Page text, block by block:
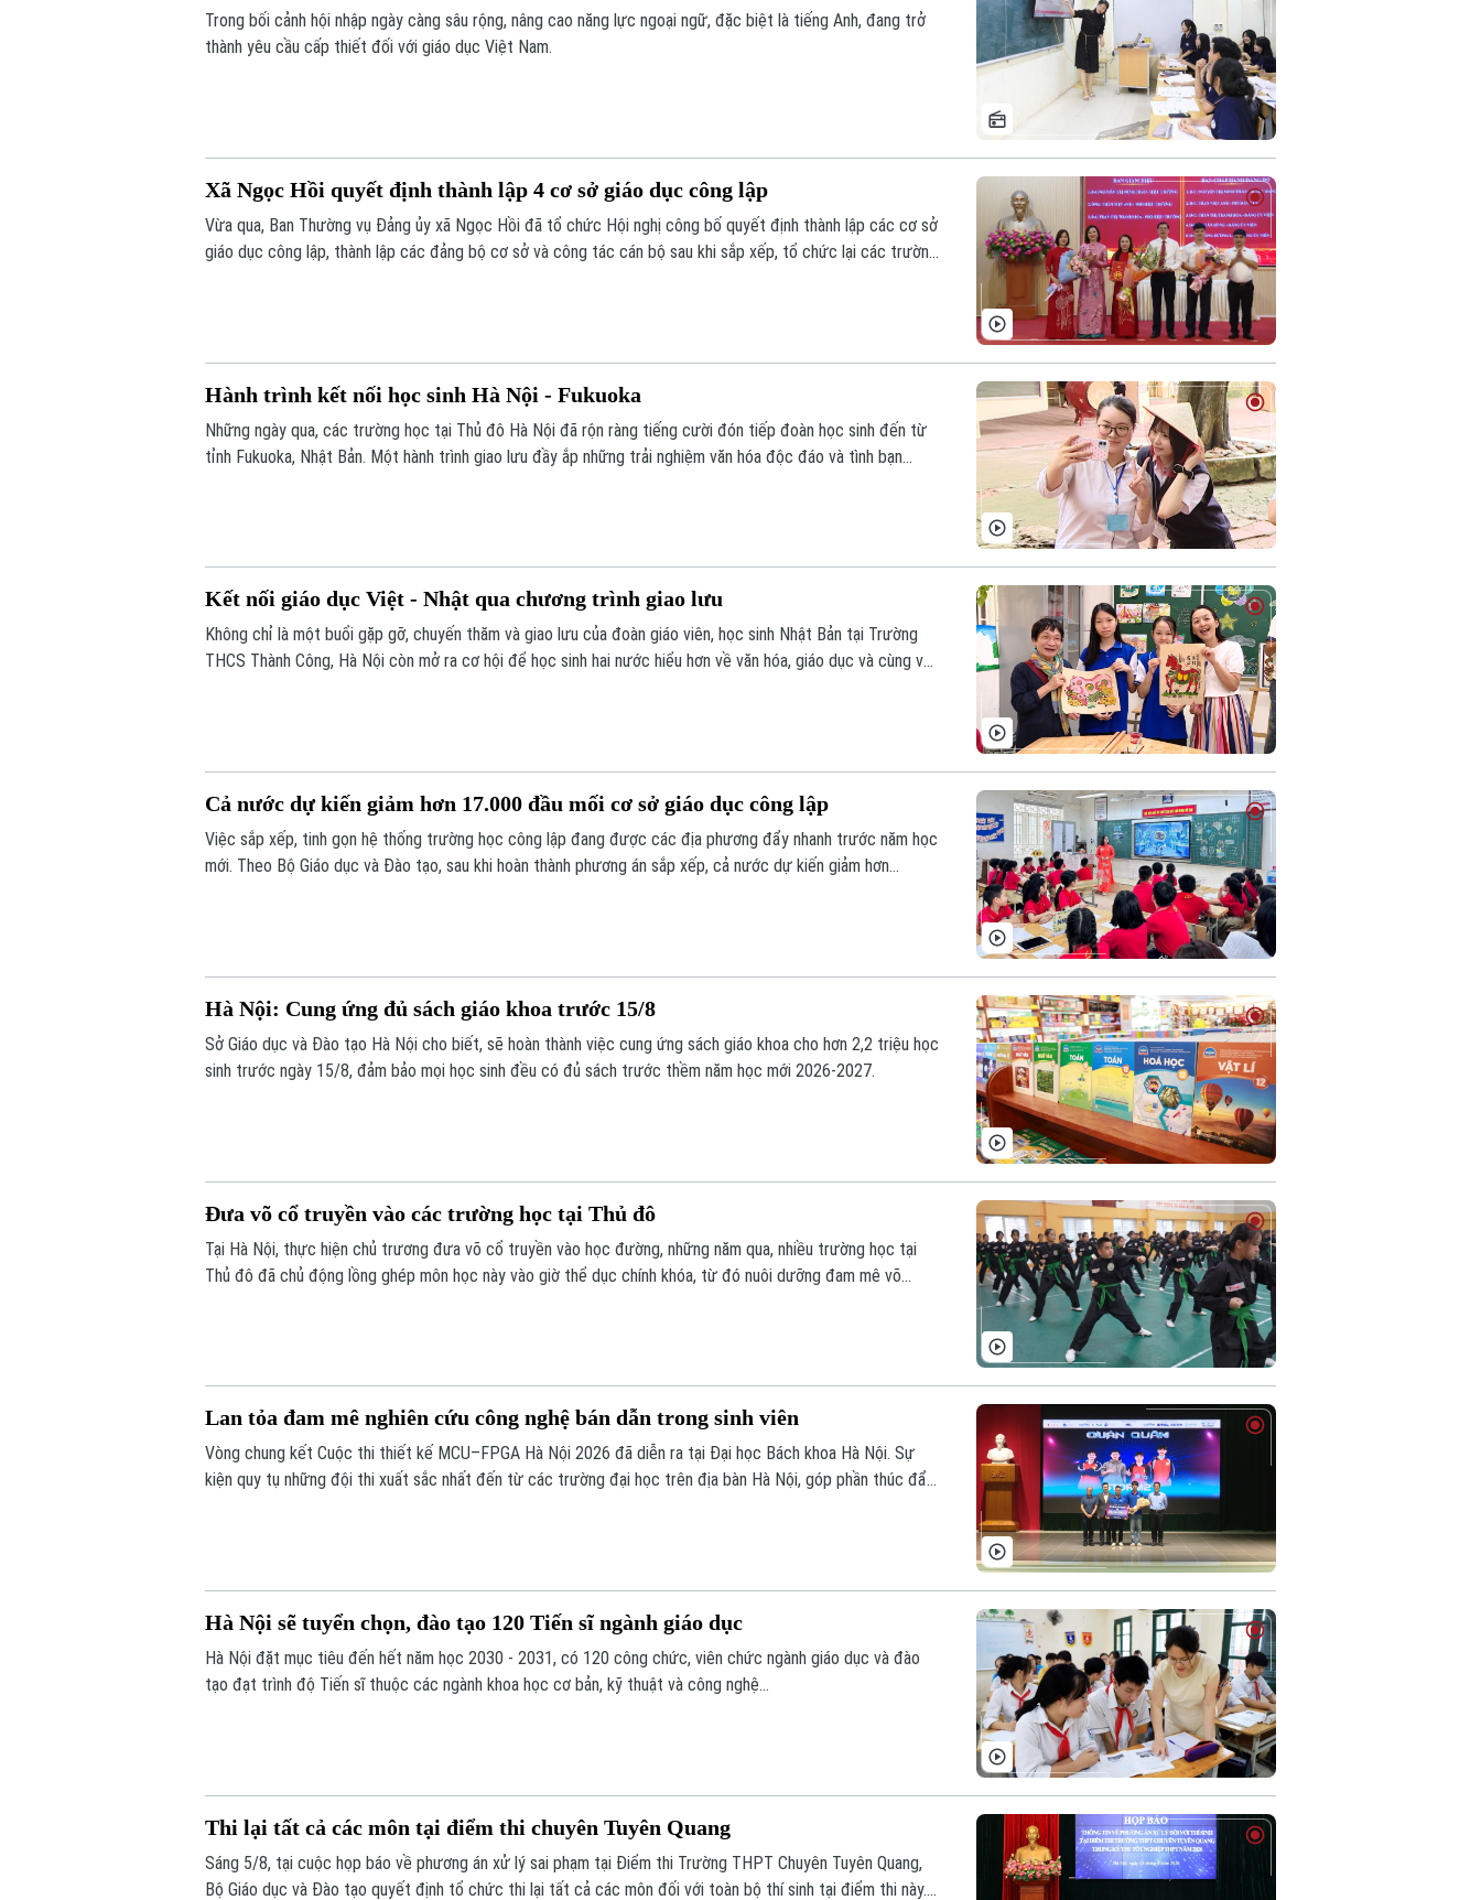
Trong bối cảnh hội nhập ngày càng sâu rộng, nâng cao năng lực ngoại ngữ, đặc biệt là tiếng Anh, đang trở
thành yêu cầu cấp thiết đối với giáo dục Việt Nam.
Xã Ngọc Hồi quyết định thành lập 4 cơ sở giáo dục công lập
Vừa qua, Ban Thường vụ Đảng ủy xã Ngọc Hồi đã tổ chức Hội nghị công bố quyết định thành lập các cơ sở
giáo dục công lập, thành lập các đảng bộ cơ sở và công tác cán bộ sau khi sắp xếp, tổ chức lại các trường
Hành trình kết nối học sinh Hà Nội - Fukuoka
Những ngày qua, các trường học tại Thủ đô Hà Nội đã rộn ràng tiếng cười đón tiếp đoàn học sinh đến từ
tỉnh Fukuoka, Nhật Bản. Một hành trình giao lưu đầy ắp những trải nghiệm văn hóa độc đáo và tình bạn
Kết nối giáo dục Việt - Nhật qua chương trình giao lưu
Không chỉ là một buổi gặp gỡ, chuyến thăm và giao lưu của đoàn giáo viên, học sinh Nhật Bản tại Trường
THCS Thành Công, Hà Nội còn mở ra cơ hội để học sinh hai nước hiểu hơn về văn hóa, giáo dục và cùng vun
Cả nước dự kiến giảm hơn 17.000 đầu mối cơ sở giáo dục công lập
Việc sắp xếp, tinh gọn hệ thống trường học công lập đang được các địa phương đẩy nhanh trước năm học
mới. Theo Bộ Giáo dục và Đào tạo, sau khi hoàn thành phương án sắp xếp, cả nước dự kiến giảm hơn
Hà Nội: Cung ứng đủ sách giáo khoa trước 15/8
Sở Giáo dục và Đào tạo Hà Nội cho biết, sẽ hoàn thành việc cung ứng sách giáo khoa cho hơn 2,2 triệu học
sinh trước ngày 15/8, đảm bảo mọi học sinh đều có đủ sách trước thềm năm học mới 2026-2027.
Đưa võ cổ truyền vào các trường học tại Thủ đô
Tại Hà Nội, thực hiện chủ trương đưa võ cổ truyền vào học đường, những năm qua, nhiều trường học tại
Thủ đô đã chủ động lồng ghép môn học này vào giờ thể dục chính khóa, từ đó nuôi dưỡng đam mê võ
Lan tỏa đam mê nghiên cứu công nghệ bán dẫn trong sinh viên
Vòng chung kết Cuộc thi thiết kế MCU–FPGA Hà Nội 2026 đã diễn ra tại Đại học Bách khoa Hà Nội. Sự
kiện quy tụ những đội thi xuất sắc nhất đến từ các trường đại học trên địa bàn Hà Nội, góp phần thúc đẩy
Hà Nội sẽ tuyển chọn, đào tạo 120 Tiến sĩ ngành giáo dục
Hà Nội đặt mục tiêu đến hết năm học 2030 - 2031, có 120 công chức, viên chức ngành giáo dục và đào
tạo đạt trình độ Tiến sĩ thuộc các ngành khoa học cơ bản, kỹ thuật và công nghệ...
Thi lại tất cả các môn tại điểm thi chuyên Tuyên Quang
Sáng 5/8, tại cuộc họp báo về phương án xử lý sai phạm tại Điểm thi Trường THPT Chuyên Tuyên Quang,
Bộ Giáo dục và Đào tạo quyết định tổ chức thi lại tất cả các môn đối với toàn bộ thí sinh tại điểm thi này.